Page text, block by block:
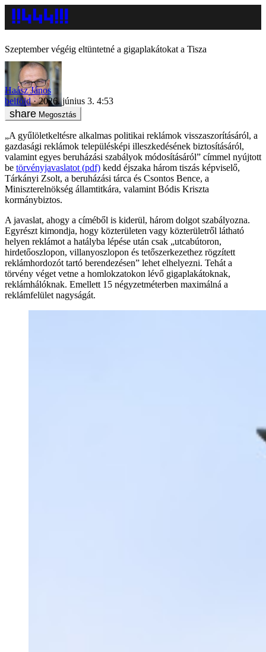
Szeptember végéig eltüntetné a gigaplakátokat a Tisza
Haász János
belföld
2026. június 3. 4:53
Megosztás
„A gyűlöletkeltésre alkalmas politikai reklámok visszaszorításáról, a
gazdasági reklámok településképi illeszkedésének biztosításáról,
valamint egyes beruházási szabályok módosításáról” címmel nyújtott
be törvényjavaslatot (pdf) kedd éjszaka három tiszás képviselő,
Tárkányi Zsolt, a beruházási tárca és Csontos Bence, a
Miniszterelnökség államtitkára, valamint Bódis Kriszta
kormánybiztos.
A javaslat, ahogy a címéből is kiderül, három dolgot szabályozna.
Egyrészt kimondja, hogy közterületen vagy közterületről látható
helyen reklámot a hatályba lépése után csak „utcabútoron,
hirdetőoszlopon, villanyoszlopon és tetőszerkezethez rögzített
reklámhordozót tartó berendezésen” lehet elhelyezni. Tehát a
törvény véget vetne a homlokzatokon lévő gigaplakátoknak,
reklámhálóknak. Emellett 15 négyzetméterben maximálná a
reklámfelület nagyságát.